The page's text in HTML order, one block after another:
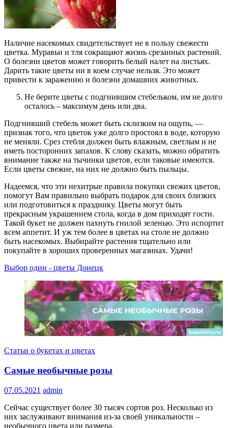
Наличие насекомых свидетельствует не в пользу свежести
цветка. Муравьи и тля сокращают жизнь срезанных растений.
О болезни цветов может говорить белый налет на листьях.
Дарить такие цветы ни в коем случае нельзя. Это может
привести к заражению и болезни домашних животных.
Не берите цветы с подгнившим стебельком, им не долго
осталось – максимум день или два.
Подгнивший стебель может быть склизким на ощупь, —
признак того, что цветок уже долго простоял в воде, которую
не меняли. Срез стебля должен быть влажным, светлым и не
иметь посторонних запахов. К слову сказать, можно обратить
внимание также на тычинки цветов, если таковые имеются.
Если цветы свежие, на них не должно быть пыльцы.
Надеемся, что эти нехитрые правила покупки свежих цветов,
помогут Вам правильно выбрать подарок для своих близких
или подготовиться к празднику. Цветы могут быть
прекрасным украшением стола, когда в дом приходят гости.
Такой букет не должен пахнуть гнилой зеленью. Это испортит
всем аппетит. И уж тем более в цветах на столе не должно
быть насекомых. Выбирайте растения тщательно или
покупайте в хороших проверенных магазинах. Удачи!
Выбор один - цветы Донецк
Статьи о букетах и цветах
Самые необычные розы
07.05.2021 admin
Сейчас существует более 30 тысяч сортов роз. Несколько из
них заслуживают внимания из-за своей уникальности –
необычного цвета или размера.